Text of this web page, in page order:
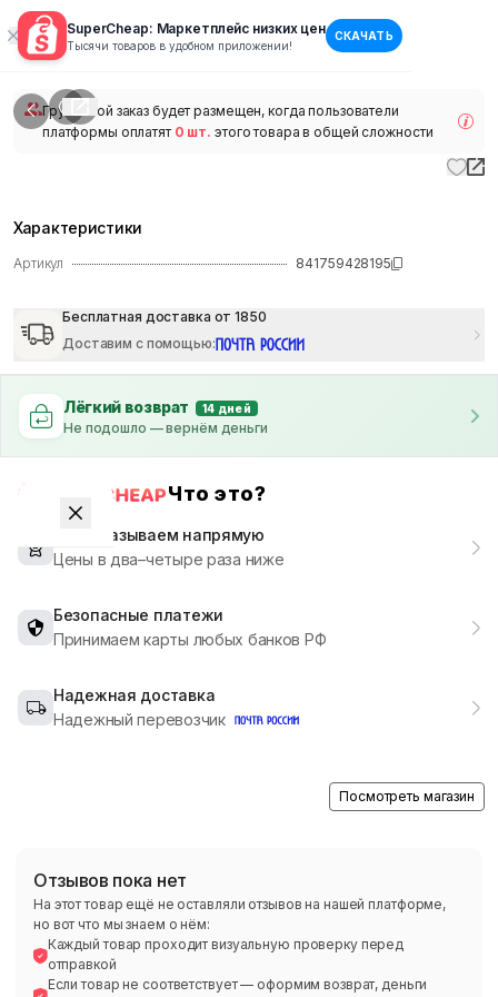
SuperCheap: Маркетплейс низких цен
Тысячи товаров в удобном приложении!
СКАЧАТЬ
1/
Групповой заказ будет размещен, когда пользователи
платформы оплатят 0 шт. этого товара в общей сложности
Характеристики
Артикул 841759428195
Бесплатная доставка от 1850
Доставим с помощью:
Лёгкий возврат 14 дней
Не подошло — вернём деньги
Что это?
Мы заказываем напрямую
Цены в два–четыре раза ниже
Безопасные платежи
Принимаем карты любых банков РФ
Надежная доставка
Надежный перевозчик
Посмотреть магазин
Отзывов пока нет
На этот товар ещё не оставляли отзывов на нашей платформе,
но вот что мы знаем о нём:
Каждый товар проходит визуальную проверку перед
отправкой
Если товар не соответствует — оформим возврат, деньги